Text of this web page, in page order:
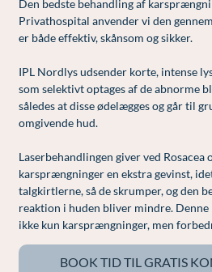
Lunge-astma-allergi
Mave-tarm kirurgi
Menopause- og
Neurologi (hjerne-
Plastikkirurgi
Reumatologi
Svedproblemer
Søvn
Modelopskrivning
Plasmaprodukter i
Prisliste
Skriv dig op
Udskrivelse
Kontakt os & Find vej
Kvalitet og
Nyttige links
Parkering og opladning
Rygepolitik
Samarbejde mellem
Sengestuer
Standardbetingelser for
Vores mål
Den bedste behandling af
Privathospital anvender vi den
er både effektiv, skånsom og sikker.
IPL Nordlys udsender korte, intense
som selektivt optages af de abnorme
således at disse ødelægges og går til
omgivende hud.
Laserbehandlingen giver ved Rosacea
karsprængninger en ekstra gevinst,
talgkirtlerne, så de skrumper, og den
reaktion i huden bliver mindre.
ikke kun karsprængninger, men
BOOK TID TIL GRATIS